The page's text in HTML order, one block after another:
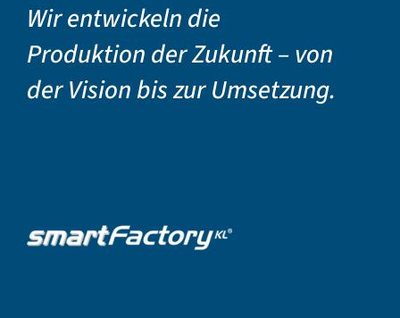
Wir entwickeln die
Produktion der Zukunft – von
der Vision bis zur Umsetzung.